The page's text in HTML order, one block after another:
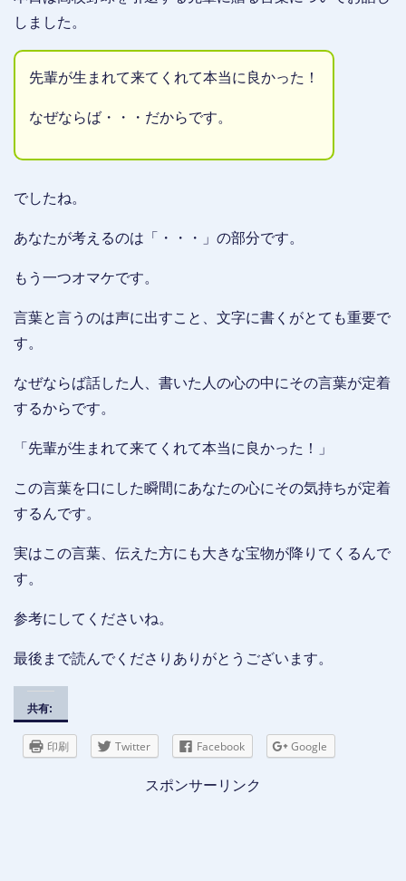
しました。
先輩が生まれて来てくれて本当に良かった！
なぜならば・・・だからです。
でしたね。
あなたが考えるのは「・・・」の部分です。
もう一つオマケです。
言葉と言うのは声に出すこと、文字に書くがとても重要で
す。
なぜならば話した人、書いた人の心の中にその言葉が定着
するからです。
「先輩が生まれて来てくれて本当に良かった！」
この言葉を口にした瞬間にあなたの心にその気持ちが定着
するんです。
実はこの言葉、伝えた方にも大きな宝物が降りてくるんで
す。
参考にしてくださいね。
最後まで読んでくださりありがとうございます。
共有:
印刷 Twitter Facebook Google
スポンサーリンク